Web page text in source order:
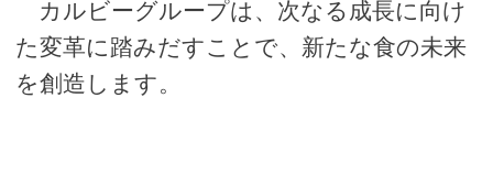
カルビーグループは、次なる成長に向け
た変革に踏みだすことで、新たな食の未来
を創造します。